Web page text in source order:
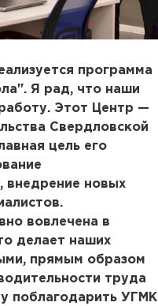
программа
Я рад, что наши
Этот Центр —
Свердловской
цель его
внедрение новых
вовлечена в
делает наших
прямым образом
труда
поблагодарить УГМК